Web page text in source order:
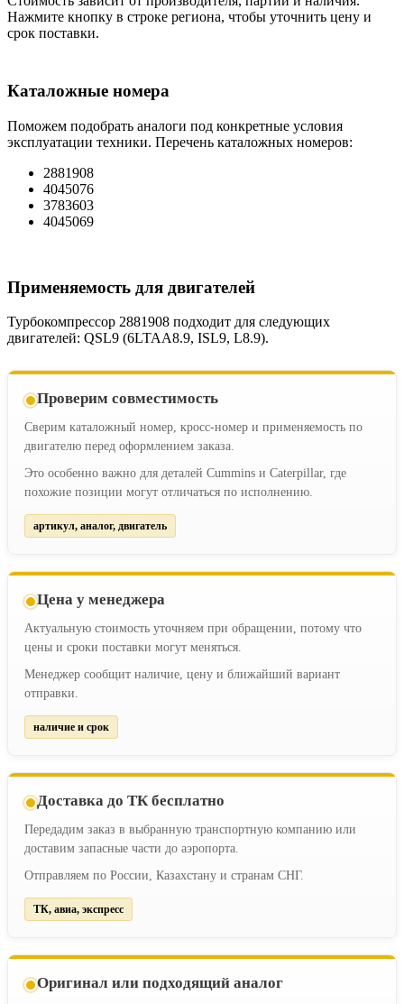
Нажмите кнопку в строке региона, чтобы уточнить цену и
срок поставки.
Каталожные номера
Поможем подобрать аналоги под конкретные условия
эксплуатации техники. Перечень каталожных номеров:
2881908
4045076
3783603
4045069
Применяемость для двигателей
Турбокомпрессор 2881908 подходит для следующих
двигателей: QSL9 (6LTAA8.9, ISL9, L8.9).
Проверим совместимость
Сверим каталожный номер, кросс-номер и применяемость по
двигателю перед оформлением заказа.
Это особенно важно для деталей Cummins и Caterpillar, где
похожие позиции могут отличаться по исполнению.
артикул, аналог, двигатель
Цена у менеджера
Актуальную стоимость уточняем при обращении, потому что
цены и сроки поставки могут меняться.
Менеджер сообщит наличие, цену и ближайший вариант
отправки.
наличие и срок
Доставка до ТК бесплатно
Передадим заказ в выбранную транспортную компанию или
доставим запасные части до аэропорта.
Отправляем по России, Казахстану и странам СНГ.
ТК, авиа, экспресс
Оригинал или подходящий аналог